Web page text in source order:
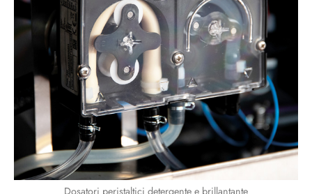
Dosatori peristaltici detergente e brillantante